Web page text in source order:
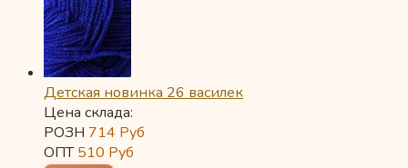
Детская новинка 26 василек
Цена склада:
РОЗН 714 Руб
ОПТ510 Руб